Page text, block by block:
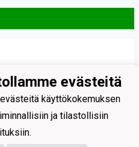
evästeitä
käyttökokemuksen
ja tilastollisiin